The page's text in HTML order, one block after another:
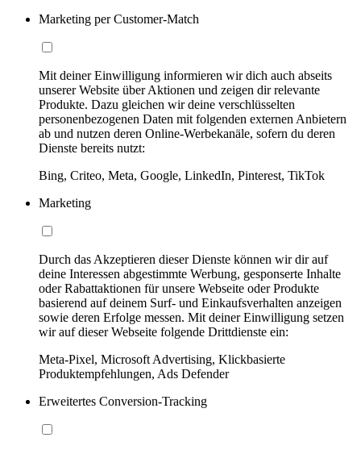
Marketing per Customer-Match
Mit deiner Einwilligung informieren wir dich auch abseits
unserer Website über Aktionen und zeigen dir relevante
Produkte. Dazu gleichen wir deine verschlüsselten
personenbezogenen Daten mit folgenden externen Anbietern
ab und nutzen deren Online-Werbekanäle, sofern du deren
Dienste bereits nutzt:
Bing, Criteo, Meta, Google, LinkedIn, Pinterest, TikTok
Marketing
Durch das Akzeptieren dieser Dienste können wir dir auf
deine Interessen abgestimmte Werbung, gesponserte Inhalte
oder Rabattaktionen für unsere Webseite oder Produkte
basierend auf deinem Surf- und Einkaufsverhalten anzeigen
sowie deren Erfolge messen. Mit deiner Einwilligung setzen
wir auf dieser Webseite folgende Drittdienste ein:
Meta-Pixel, Microsoft Advertising, Klickbasierte
Produktempfehlungen, Ads Defender
Erweitertes Conversion-Tracking